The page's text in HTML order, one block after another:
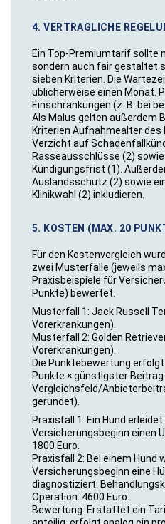
4. VERTRAGLICHE
Ein Top-Premiumtarif sollte
sondern auch fair gestaltet
sieben Kriterien. Die
üblicherweise einen Monat.
Einschränkungen (z. B. bei
Als Malus gelten außerdem
Kriterien Aufnahmealter des
Verzicht auf
Rasseausschlüsse (2)
Kündigungsfrist (1).
Auslandsschutz (2) sowie
Klinikwahl (2) inkludieren.
5. KOSTEN (MAX. 20
Für den Kostenvergleich
zwei Musterfälle (jeweils
Praxisbeispiele für
Punkte) bewertet.
Musterfall 1: Jack Russell
Vorerkrankungen).
Musterfall 2: Golden
Vorerkrankungen).
Die Punktebewertung
Punkte × günstigster Beitrag
Vergleichsfeld/
gerundet).
Praxisfall 1: Ein Hund
Versicherungsbeginn einen
1800 Euro.
Praxisfall 2: Bei einem Hund
Versicherungsbeginn eine
diagnostiziert.
Operation: 4600 Euro.
Bewertung: Erstattet ein